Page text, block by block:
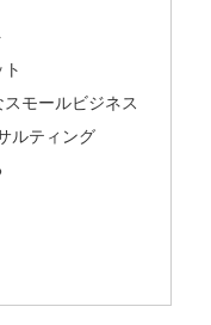
モールビジネス
ルティング